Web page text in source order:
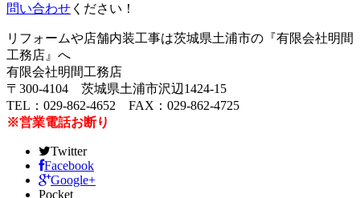
問い合わせ ください！
リフォームや店舗内装工事は茨城県土浦市の『有限会社明間
工務店』へ
有限会社明間工務店
〒300-4104 茨城県土浦市沢辺1424-15
TEL：029-862-4652 FAX：029-862-4725
※営業電話お断り
Twitter
Facebook
Google+
Pocket